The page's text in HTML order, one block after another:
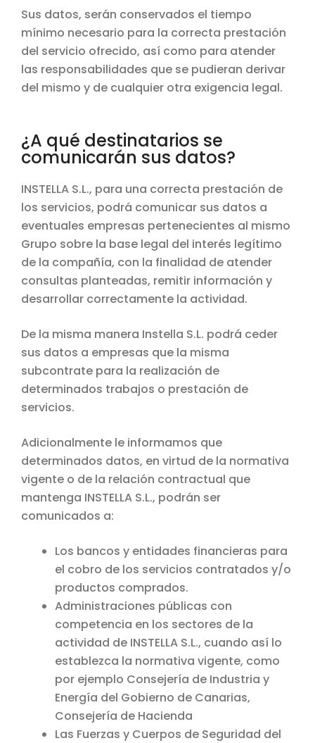
Sus datos, serán conservados el tiempo
mínimo necesario para la correcta prestación
del servicio ofrecido, así como para atender
las responsabilidades que se pudieran derivar
del mismo y de cualquier otra exigencia legal.
¿A qué destinatarios se
comunicarán sus datos?
INSTELLA S.L., para una correcta prestación de
los servicios, podrá comunicar sus datos a
eventuales empresas pertenecientes al mismo
Grupo sobre la base legal del interés legítimo
de la compañía, con la finalidad de atender
consultas planteadas, remitir información y
desarrollar correctamente la actividad.
De la misma manera Instella S.L. podrá ceder
sus datos a empresas que la misma
subcontrate para la realización de
determinados trabajos o prestación de
servicios.
Adicionalmente le informamos que
determinados datos, en virtud de la normativa
vigente o de la relación contractual que
mantenga INSTELLA S.L., podrán ser
comunicados a:
Los bancos y entidades financieras para
el cobro de los servicios contratados y/o
productos comprados.
Administraciones públicas con
competencia en los sectores de la
actividad de INSTELLA S.L., cuando así lo
establezca la normativa vigente, como
por ejemplo Consejería de Industria y
Energía del Gobierno de Canarias,
Consejería de Hacienda
Las Fuerzas y Cuerpos de Seguridad del